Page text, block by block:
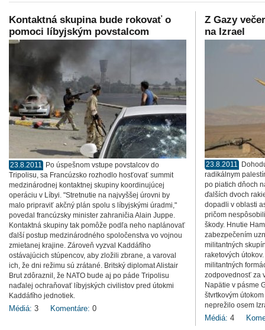
Kontaktná skupina bude rokovať o
pomoci líbyjským povstalcom
23.8.2011
Po úspešnom vstupe povstalcov do
Tripolisu, sa Francúzsko rozhodlo hosťovať summit
medzinárodnej kontaktnej skupiny koordinujúcej
operáciu v Líbyi. "Stretnutie na najvyššej úrovni by
malo pripraviť akčný plán spolu s líbyjskými úradmi,"
povedal francúzsky minister zahraničia Alain Juppe.
Kontaktná skupiny tak pomôže podľa neho naplánovať
ďalší postup medzinárodného spoločenstva vo vojnou
zmietanej krajine. Zároveň vyzval Kaddáfího
ostávajúcich stúpencov, aby zložili zbrane, a varoval
ich, že dni režimu sú zrátané. Britský diplomat Alistair
Brut zdôraznil, že NATO bude aj po páde Tripolisu
naďalej ochraňovať líbyjských civilistov pred útokmi
Kaddáfího jednotiek.
Médiá: 3 Komentáre: 0
Z Gazy
na Izrael
23.8.2011
radikálnym
po piatich dňoch
ďalších dvoch
dopadli v oblasti
pričom
škody. Hnutie
zabezpečením
militantných
raketových
militantných
zodpovednosť za
Napätie v pásme
štvrtkovým
neprežilo osem
Médiá: 4